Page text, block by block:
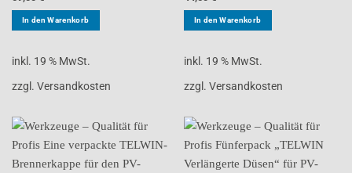
In den Warenkorb
inkl. 19 % MwSt.
zzgl. Versandkosten
In den Warenkorb
inkl. 19 % MwSt.
zzgl. Versandkosten